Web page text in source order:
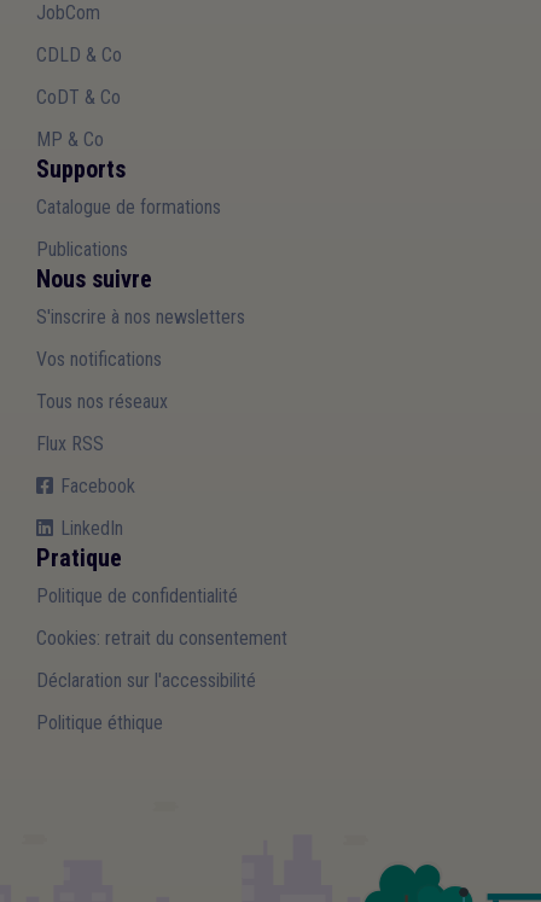
JobCom
CDLD & Co
CoDT & Co
MP & Co
Supports
Catalogue de formations
Publications
Nous suivre
S'inscrire à nos newsletters
Vos notifications
Tous nos réseaux
Flux RSS
Facebook
LinkedIn
Pratique
Politique de confidentialité
Cookies: retrait du consentement
Déclaration sur l'accessibilité
Politique éthique